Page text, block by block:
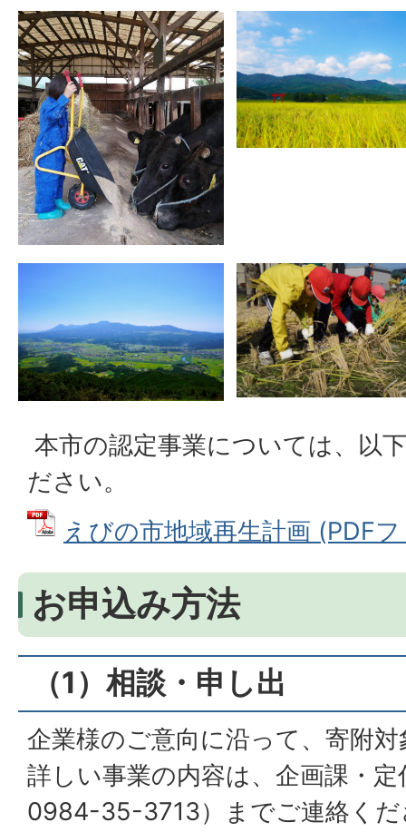
本市の認定事業については、以
ださい。
えびの市地域再生計画 (PDF
お申込み方法
（1）相談・申し出
企業様のご意向に沿って、寄附
詳しい事業の内容は、企画課・
0984-35-3713）までご連絡くだ